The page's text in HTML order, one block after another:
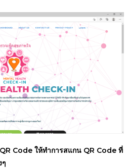
Code ให้ทำการสแกน QR Code ที่